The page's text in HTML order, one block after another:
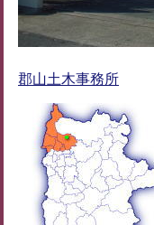
郡山土木事務所